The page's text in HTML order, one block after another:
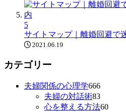
5
サイトマップ｜離婚回避で
2021.06.19
カテゴリー
夫婦関係の心理学666
夫婦の対話術83
心を整える方法60